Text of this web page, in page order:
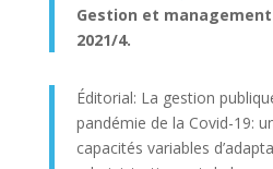
Gestion et management
2021/4.
Éditorial: La gestion
pandémie de la Covid-19:
capacités variables